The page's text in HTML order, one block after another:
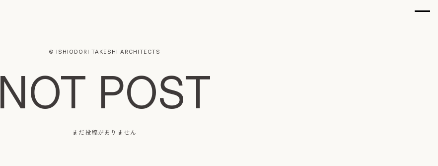
NOT POST
まだ投稿がありません
© ISHIODORI TAKESHI ARCHITECTS